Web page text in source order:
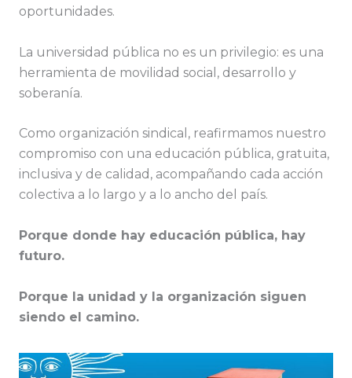
oportunidades.
La universidad pública no es un privilegio: es una
herramienta de movilidad social, desarrollo y
soberanía.
Como organización sindical, reafirmamos nuestro
compromiso con una educación pública, gratuita,
inclusiva y de calidad, acompañando cada acción
colectiva a lo largo y a lo ancho del país.
Porque donde hay educación pública, hay
futuro.
Porque la unidad y la organización siguen
siendo el camino.